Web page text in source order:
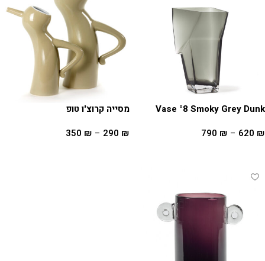
Vase °8 Smoky Grey Dunk
620 ₪
–
790 ₪
מסייה קרוצ'ו טופ
290 ₪
–
350 ₪